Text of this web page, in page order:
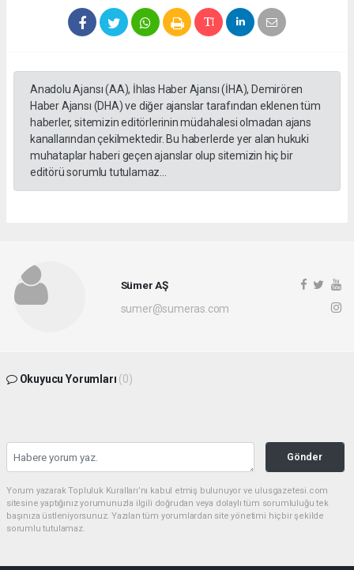
Anadolu Ajansı (AA), İhlas Haber Ajansı (İHA), Demirören
Haber Ajansı (DHA) ve diğer ajanslar tarafından eklenen tüm
haberler, sitemizin editörlerinin müdahalesi olmadan ajans
kanallarından çekilmektedir. Bu haberlerde yer alan hukuki
muhataplar haberi geçen ajanslar olup sitemizin hiç bir
editörü sorumlu tutulamaz...
Sümer AŞ
sumer@sumeras.com
Okuyucu Yorumları (0)
Gönder
Yorum yazarak Topluluk Kuralları’nı kabul etmiş bulunuyor ve ulusgazetesi.com
sitesine yaptığınız yorumunuzla ilgili doğrudan veya dolaylı tüm sorumluluğu tek
başınıza üstleniyorsunuz. Yazılan tüm yorumlardan site yönetimi hiçbir şekilde
sorumlu tutulamaz.